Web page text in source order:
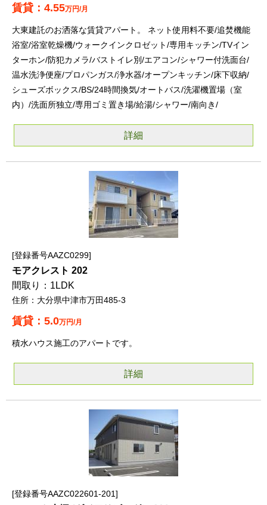
4.55万円/月
大東建託のお洒落な賃貸アパート。 ネット使用料不要/追焚機能
浴室/浴室乾燥機/ウォークインクロゼット/専用キッチン/TVイン
ターホン/防犯カメラ/バストイレ別/エアコン/シャワー付洗面台/
温水洗浄便座/プロパンガス/浄水器/オープンキッチン/床下収納/
シューズボックス/BS/24時間換気/オートバス/洗濯機置場（室
内）/洗面所独立/専用ゴミ置き場/給湯/シャワー/南向き/
詳細
登録番号AAZC0299
モアクレスト 202
1LDK
大分県中津市万田485-3
5.0万円/月
積水ハウス施工のアパートです。
詳細
登録番号AAZC022601-201